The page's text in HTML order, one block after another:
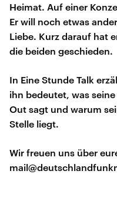
Heimat. Auf einer
Er will noch etwas
Liebe. Kurz darauf hat
die beiden geschieden.
In Eine Stunde Talk
ihn bedeutet, was
Out sagt und warum
Stelle liegt.
Wir freuen uns über